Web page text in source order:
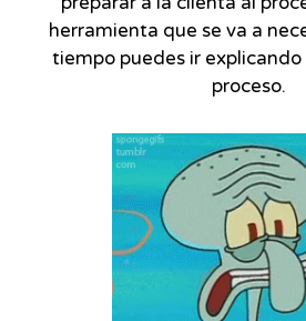
herramienta que se va a
tiempo puedes ir
proceso.